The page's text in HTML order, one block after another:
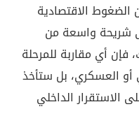
الضغوط الاقتصادية
شريحة واسعة من
فإن أي مقاربة للمرحلة
أو العسكري، بل ستأخذ
الاستقرار الداخلي